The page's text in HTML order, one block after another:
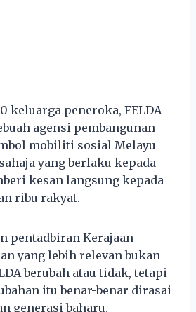
keluarga peneroka, FELDA
agensi pembangunan
mobiliti sosial Melayu
yang berlaku kepada
kesan langsung kepada
ribu rakyat.
pentadbiran Kerajaan
yang lebih relevan bukan
berubah atau tidak, tetapi
itu benar-benar dirasai
generasi baharu.